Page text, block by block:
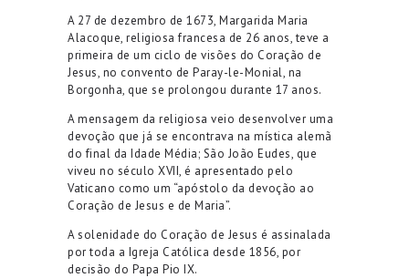
A 27 de dezembro de 1673, Margarida Maria
Alacoque, religiosa francesa de 26 anos, teve a
primeira de um ciclo de visões do Coração de
Jesus, no convento de Paray-le-Monial, na
Borgonha, que se prolongou durante 17 anos.
A mensagem da religiosa veio desenvolver uma
devoção que já se encontrava na mística alemã
do final da Idade Média; São João Eudes, que
viveu no século XVII, é apresentado pelo
Vaticano como um “apóstolo da devoção ao
Coração de Jesus e de Maria”.
A solenidade do Coração de Jesus é assinalada
por toda a Igreja Católica desde 1856, por
decisão do Papa Pio IX.